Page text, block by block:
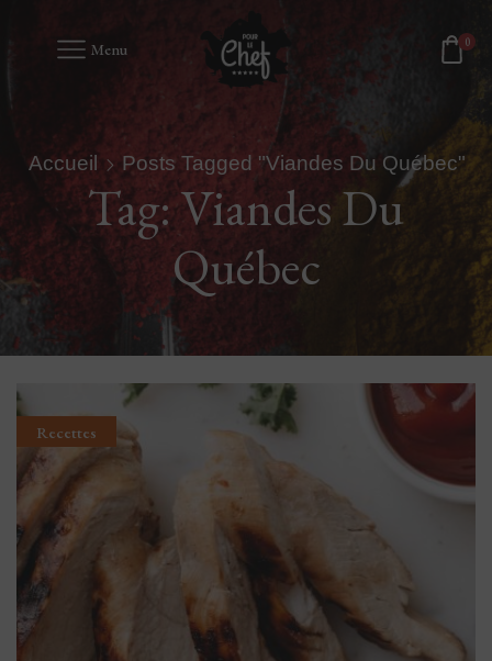
Menu 0
Accueil Posts Tagged "Viandes Du Québec"
Tag: Viandes Du
Québec
Recettes